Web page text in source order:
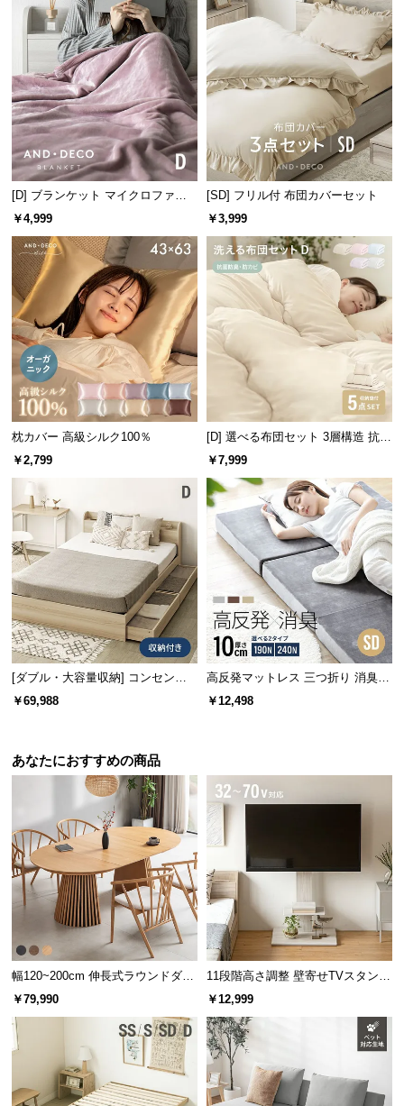
て
品・
キ
ャ
ン
セ
ル
に
つ
い
て
保
証
に
つ
い
て
約
つ
て
様
ー
お
知
ブ
ロ
グ
業
[D] ブランケット マイクロファイ
バー
￥4,999
[SD] フリル付 布団カバーセット
￥3,999
枕カバー 高級シルク100％
￥2,799
[D] 選べる布団セット 3層構造 抗菌
洗える 5点セット
￥7,999
[ダブル・大容量収納] コンセント
機能付きベッド 超極厚マットレス
￥69,988
高反発マットレス 三つ折り 消臭
スタンダード 厚さ10cm SD
￥12,498
あなたにおすすめの商品
幅120~200cm 伸長式ラウンドダイ
ニングテーブル 6人掛け 天然木突
￥79,990
11段階高さ調整 壁寄せTVスタンド
キャスター付き 上下左右角度調節
￥12,999